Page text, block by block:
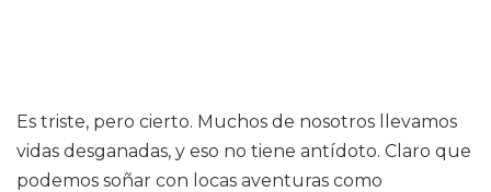
Es triste, pero cierto. Muchos de nosotros llevamos
vidas desganadas, y eso no tiene antídoto. Claro que
podemos soñar con locas aventuras como